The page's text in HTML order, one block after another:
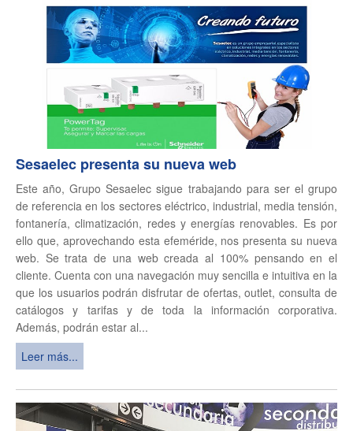
Sesaelec presenta su nueva web
Este año, Grupo Sesaelec sigue trabajando para ser el grupo
de referencia en los sectores eléctrico, industrial, media tensión,
fontanería, climatización, redes y energías renovables. Es por
ello que, aprovechando esta efeméride, nos presenta su nueva
web. Se trata de una web creada al 100% pensando en el
cliente. Cuenta con una navegación muy sencilla e intuitiva en la
que los usuarios podrán disfrutar de ofertas, outlet, consulta de
catálogos y tarifas y de toda la información corporativa.
Además, podrán estar al...
Leer más...